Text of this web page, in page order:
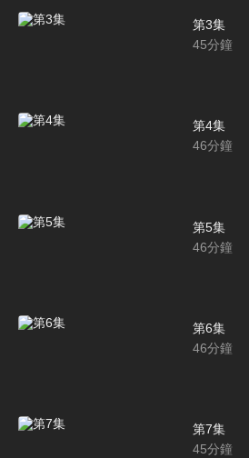
第3集
45分鐘
第4集
46分鐘
第5集
46分鐘
第6集
46分鐘
第7集
45分鐘